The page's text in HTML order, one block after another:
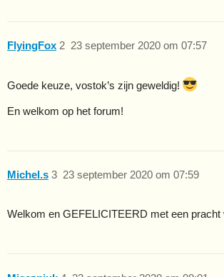
FlyingFox 23 september 2020 om 07:57
2
Goede keuze, vostok’s zijn geweldig!
En welkom op het forum!
Michel.s 23 september 2020 om 07:59
3
Welkom en GEFELICITEERD met een pracht